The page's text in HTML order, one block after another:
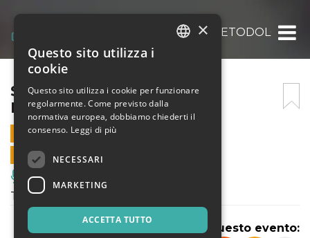
SOMEWHERE LO SPAZIO METODOLOGICO
SOMEWHERE LO SPAZIO
METODOLOGICO
23 SETTEMBRE 2023 - 16:30
VENDITE ONLINE TERMINATE
Musica, Eventi Live, Club
Teatri di Vetro
Condividi questo evento:
×
Questo sito utilizza i
cookie
Questo sito utilizza i cookie per funzionare
regolarmente. Come previsto dalla
normativa europea, dobbiamo chiederti il
consenso. Leggi di più
NECESSARI
MARKETING
ACCETTA TUTTO